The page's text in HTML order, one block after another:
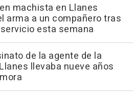
machista en Llanes
arma a un compañero tras
esta semana
de la agente de la
llevaba nueve años